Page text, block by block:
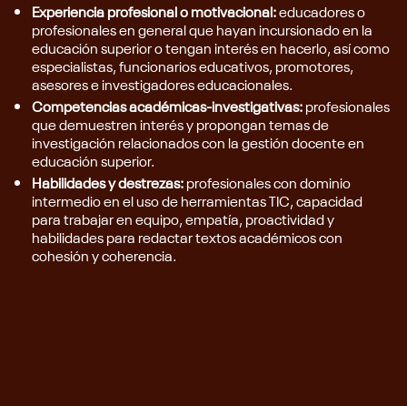
Experiencia profesional o motivacional:educadores o
profesionales en general que hayan incursionado en la
educación superior o tengan interés en hacerlo, así como
especialistas, funcionarios educativos, promotores,
asesores e investigadores educacionales.
Competencias académicas-investigativas:profesionales
que demuestren interés y propongan temas de
investigación relacionados con la gestión docente en
educación superior.
Habilidades y destrezas:profesionales con dominio
intermedio en el uso de herramientas TIC, capacidad
para trabajar en equipo, empatía, proactividad y
habilidades para redactar textos académicos con
cohesión y coherencia.